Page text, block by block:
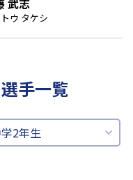
ウ タケシ
手一覧
2年生